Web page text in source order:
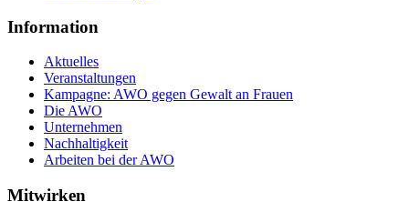
Information
Aktuelles
Veranstaltungen
Kampagne: AWO gegen Gewalt an Frauen
Die AWO
Unternehmen
Nachhaltigkeit
Arbeiten bei der AWO
Mitwirken